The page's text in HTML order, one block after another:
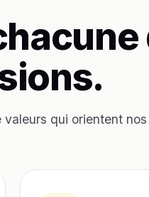
qui orientent